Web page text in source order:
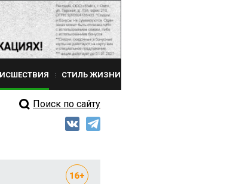
СТИЛЬ ЖИЗНИ
Поиск по сайту